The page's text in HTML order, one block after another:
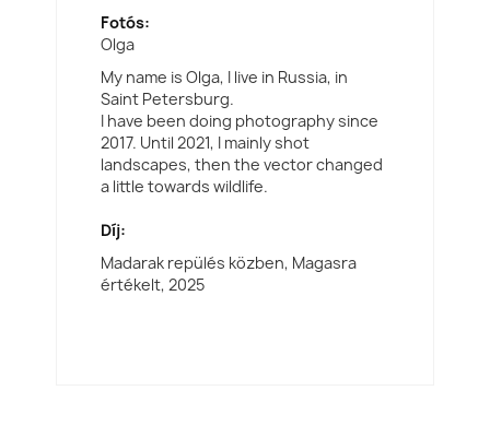
Fotós:
Olga
My name is Olga, I live in Russia, in
Saint Petersburg.
I have been doing photography since
2017. Until 2021, I mainly shot
landscapes, then the vector changed
a little towards wildlife.
Díj:
Madarak repülés közben, Magasra
értékelt,2025